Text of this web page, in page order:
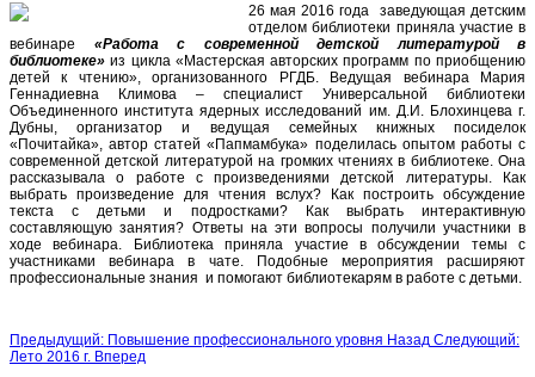
26 мая 2016 года заведующая детским
отделом библиотеки приняла участие в
вебинаре «Работа с современной детской литературой в
библиотеке» из цикла «Мастерская авторских программ по приобщению
детей к чтению», организованного РГДБ. Ведущая вебинара Мария
Геннадиевна Климова – специалист Универсальной библиотеки
Объединенного института ядерных исследований им. Д.И. Блохинцева г.
Дубны, организатор и ведущая семейных книжных посиделок
«Почитайка», автор статей «Папмамбука» поделилась опытом работы с
современной детской литературой на громких чтениях в библиотеке. Она
рассказывала о работе с произведениями детской литературы. Как
выбрать произведение для чтения вслух? Как построить обсуждение
текста с детьми и подростками? Как выбрать интерактивную
составляющую занятия? Ответы на эти вопросы получили участники в
ходе вебинара. Библиотека приняла участие в обсуждении темы с
участниками вебинара в чате. Подобные мероприятия расширяют
профессиональные знания и помогают библиотекарям в работе с детьми.
Предыдущий: Повышение профессионального уровня Назад Следующий:
Лето 2016 г. Вперед